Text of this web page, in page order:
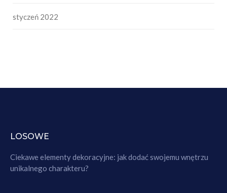
styczeń 2022
LOSOWE
Ciekawe elementy dekoracyjne: jak dodać swojemu wnętrzu
unikalnego charakteru?